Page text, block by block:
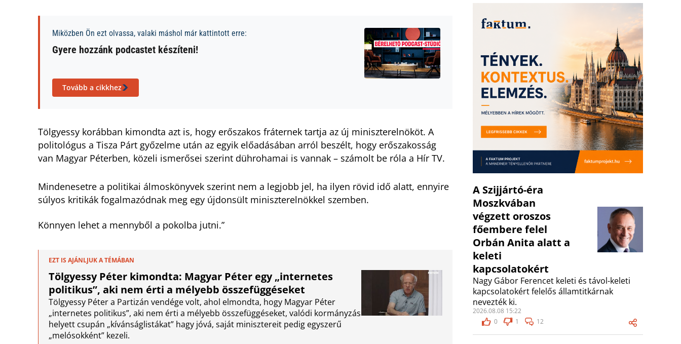
Miközben Ön ezt olvassa, valaki máshol már kattintott erre:
Gyere hozzánk podcastet készíteni!
Tovább a cikkhez
Tölgyessy korábban kimondta azt is, hogy erőszakos fráternek tartja az új miniszterelnököt. A
politológus a Tisza Párt győzelme után az egyik előadásában arról beszélt, hogy erőszakosság
van Magyar Péterben, közeli ismerősei szerint dührohamai is vannak – számolt be róla a Hír TV.
Mindenesetre a politikai álmoskönyvek szerint nem a legjobb jel, ha ilyen rövid idő alatt, ennyire
súlyos kritikák fogalmazódnak meg egy újdonsült miniszterelnökkel szemben.
Könnyen lehet a mennyből a pokolba jutni.”
EZT IS AJÁNLJUK A TÉMÁBAN
Tölgyessy Péter kimondta: Magyar Péter egy „internetes
politikus”, aki nem érti a mélyebb összefüggéseket
Tölgyessy Péter a Partizán vendége volt, ahol elmondta, hogy Magyar Péter
„internetes politikus”, aki nem érti a mélyebb összefüggéseket, valódi kormányzás
helyett csupán „kívánságlistákat” hagy jóvá, saját minisztereit pedig egyszerű
„melósokként” kezeli.
A Szijjártó-éra
Moszkvában
végzett oroszos
főembere felel
Orbán Anita alatt a
keleti
kapcsolatokért
Nagy Gábor Ferencet keleti és távol-keleti
kapcsolatokért felelős államtitkárnak
nevezték ki.
2026.08.08 15:22
0
1 12